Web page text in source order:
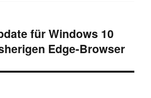
für Windows 10
Edge-Browser